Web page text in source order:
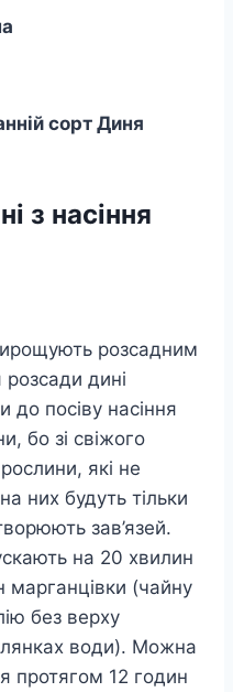
сорт Диня
з насіння
розсадним
дині
до посіву насіння
бо зі свіжого
які не
них будуть тільки
зав’язей.
на 20 хвилин
марганцівки (чайну
без верху
води). Можна
протягом 12 годин